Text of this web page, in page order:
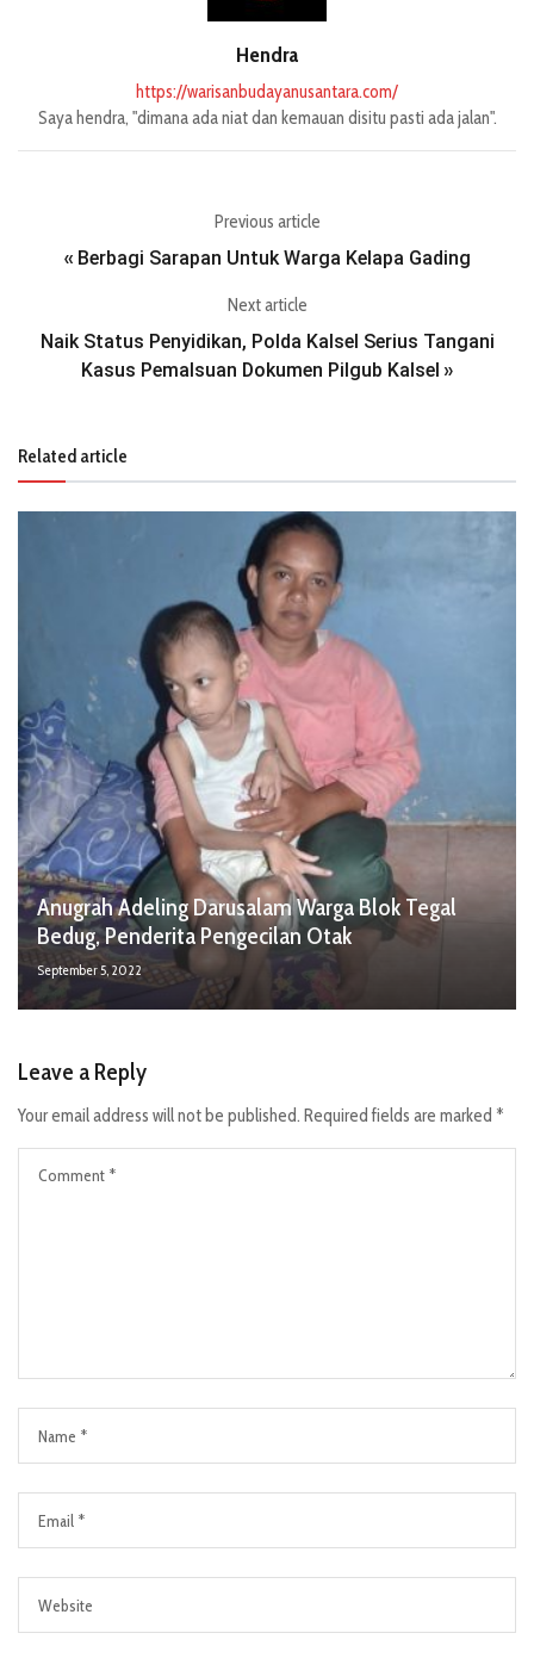
Hendra
https://warisanbudayanusantara.com/
Saya hendra, "dimana ada niat dan kemauan disitu pasti ada jalan".
Previous article
« Berbagi Sarapan Untuk Warga Kelapa Gading
Next article
Naik Status Penyidikan, Polda Kalsel Serius Tangani
Kasus Pemalsuan Dokumen Pilgub Kalsel »
Related article
Anugrah Adeling Darusalam Warga Blok Tegal
Bedug, Penderita Pengecilan Otak
September 5, 2022
Leave a Reply
Your email address will not be published. Required fields are marked *